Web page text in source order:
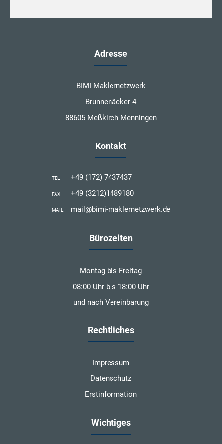
Adresse
BIMI Maklernetzwerk
Brunnenäcker 4
88605 Meßkirch Menningen
Kontakt
TEL +49 (172) 7437437
FAX +49 (3212)1489180
MAIL mail@bimi-maklernetzwerk.de
Bürozeiten
Montag bis Freitag
08:00 Uhr bis 18:00 Uhr
und nach Vereinbarung
Rechtliches
Impressum
Datenschutz
Erstinformation
Wichtiges